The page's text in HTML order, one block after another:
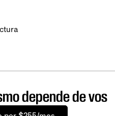
depende de vos